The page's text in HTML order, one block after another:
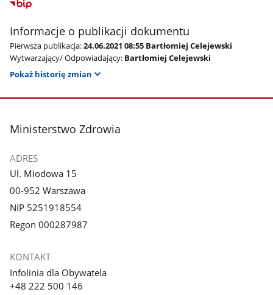
Informacje o publikacji dokumentu
Pierwsza publikacja:24.06.2021 08:55 Bartłomiej Celejewski
Wytwarzający/ Odpowiadający: Bartłomiej Celejewski
Pokaż historię zmian
stopka
Ministerstwo Zdrowia
ADRES
Ul. Miodowa 15
00-952 Warszawa
NIP 5251918554
Regon 000287987
KONTAKT
Infolinia dla Obywatela
+48 222 500 146